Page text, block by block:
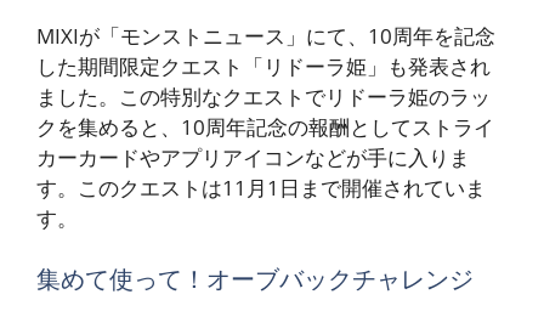
MIXIが「モンストニュース」にて、10周年を記念
した期間限定クエスト「リドーラ姫」も発表され
ました。この特別なクエストでリドーラ姫のラッ
クを集めると、10周年記念の報酬としてストライ
カーカードやアプリアイコンなどが手に入りま
す。このクエストは11月1日まで開催されていま
す。
集めて使って！オーブバックチャレンジ